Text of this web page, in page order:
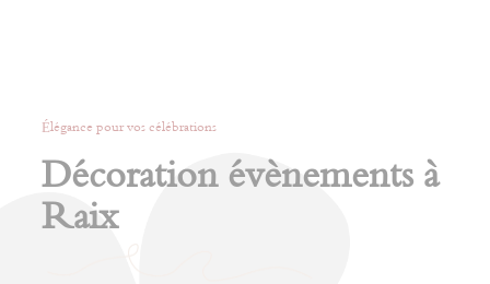
Élégance pour vos célébrations
Décoration évènements à
Raix